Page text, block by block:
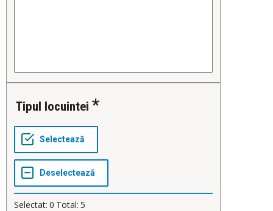
Tipul locuintei
Selectat: 0 Total: 5